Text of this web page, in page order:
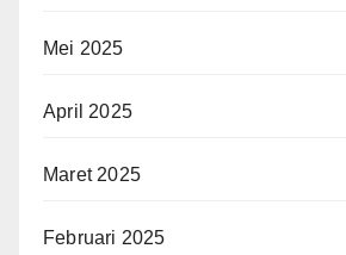
Mei 2025
April 2025
Maret 2025
Februari 2025